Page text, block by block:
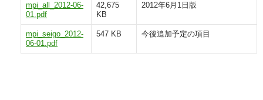
mpi_all_2012-06-
01.pdf
42,675
KB
2012年6月1日版
mpi_seigo_2012-
06-01.pdf
547 KB 今後追加予定の項目